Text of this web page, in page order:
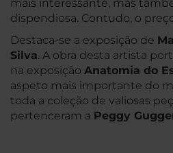
mais interessante, mas
dispendiosa. Contudo, o
Destaca-se a exposição de
Silva. A obra desta artista
na exposição Anatomia do
aspeto mais importante do
toda a coleção de valiosas
pertenceram a Peggy